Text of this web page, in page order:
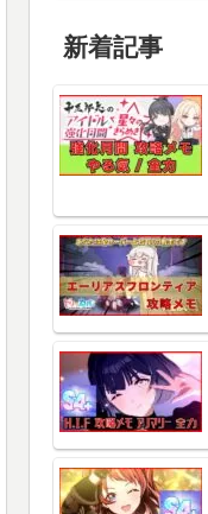
新着記事